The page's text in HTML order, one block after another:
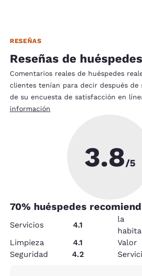
RESEÑAS
Reseñas de huéspedes
Comentarios reales de huéspedes
clientes tenían para decir después de
de su encuesta de satisfacción en
información
3.8/5
70% huéspedes
Servicios 4.1
la
Limpieza
4.1 Valor
Seguridad
4.2